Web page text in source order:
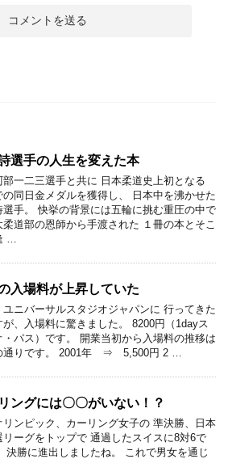
選手の人生を変えた本
部一二三選手と共に 日本柔道史上初となる
の同日金メダルを獲得し、 日本中を沸かせた
選手。 快挙の背景には五輪に挑む重圧の中で
柔道部の恩師から手渡された １冊の本とそこ
…
入場料が上昇していた
ユニバーサルスタジオジャパンに 行ってきた
が、入場料に驚きました。 8200円（1dayス
・パス）です。 開業当初から入場料の推移は
通りです。 2001年 ⇒ 5,500円 2 …
ングには〇〇がいない！？
リンピック、カーリング女子の 準決勝、日本
リーグをトップで 通過したスイスに8対6で
決勝に進出しましたね。 これで男女を通じ